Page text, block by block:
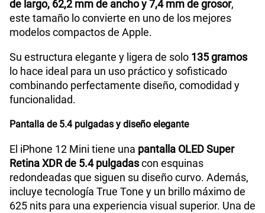
de largo, 62,2 mm de ancho y 7,4 mm de grosor,
este tamaño lo convierte en uno de los mejores
modelos compactos de Apple.
Su estructura elegante y ligera de solo 135 gramos
lo hace ideal para un uso práctico y sofisticado
combinando perfectamente diseño, comodidad y
funcionalidad.
Pantalla de 5.4 pulgadas y diseño elegante
El iPhone 12 Mini tiene una pantalla OLED Super
Retina XDR de 5.4 pulgadascon esquinas
redondeadas que siguen su diseño curvo. Además,
incluye tecnología True Tone y un brillo máximo de
625 nits para una experiencia visual superior. Una de